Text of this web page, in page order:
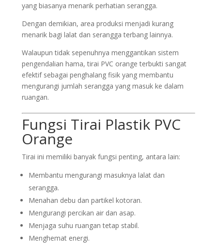
yang biasanya menarik perhatian serangga.
Dengan demikian, area produksi menjadi kurang
menarik bagi lalat dan serangga terbang lainnya.
Walaupun tidak sepenuhnya menggantikan sistem
pengendalian hama, tirai PVC orange terbukti sangat
efektif sebagai penghalang fisik yang membantu
mengurangi jumlah serangga yang masuk ke dalam
ruangan.
Fungsi Tirai Plastik PVC
Orange
Tirai ini memiliki banyak fungsi penting, antara lain:
Membantu mengurangi masuknya lalat dan
serangga.
Menahan debu dan partikel kotoran.
Mengurangi percikan air dan asap.
Menjaga suhu ruangan tetap stabil.
Menghemat energi.